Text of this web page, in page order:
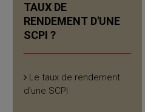
TAUX DE
RENDEMENT D'UNE
SCPI ?
Le taux de rendement
d'une SCPI